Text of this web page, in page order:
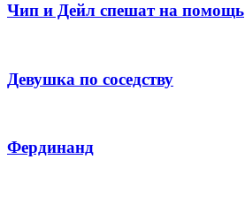
Чип и Дейл спешат на помощь
Девушка по соседству
Фердинанд